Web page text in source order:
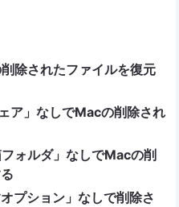
除されたファイルを復元
ア」なしでMacの削除され
ォルダ」なしでMacの削
プション」なしで削除さ